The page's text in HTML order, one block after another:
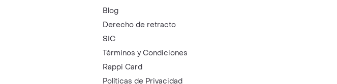
Blog
Derecho de retracto
SIC
Términos y Condiciones
Rappi Card
Políticas de Privacidad